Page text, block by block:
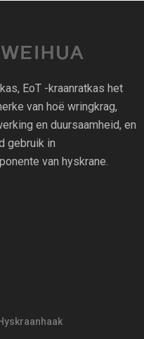
EoT -kraanratkas het
van hoë wringkrag,
en duursaamheid, en
gebruik in
van hyskrane.